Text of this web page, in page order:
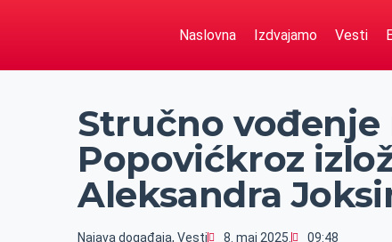
Naslovna Izdvajamo Vesti
Stručno vođenje
Popovićkroz
Aleksandra
Najava događaja,Vesti 8. maj 2025. 09:48